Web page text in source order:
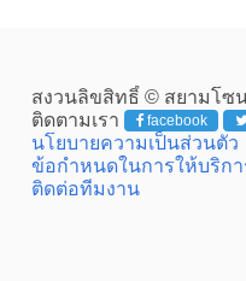
สงวนลิขสิทธิ์ © สยามโซ
ติดตามเรา
facebook
นโยบายความเป็นส่วนตัว
ข้อกำหนดในการให้บริกา
ติดต่อทีมงาน